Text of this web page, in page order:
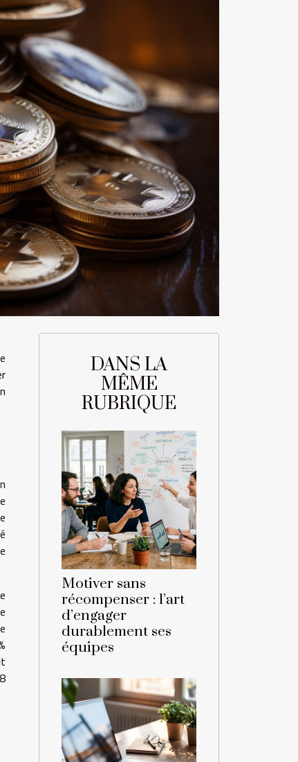
DANS LA
MÊME
RUBRIQUE
Motiver sans
récompenser : l’art
d’engager
durablement ses
équipes